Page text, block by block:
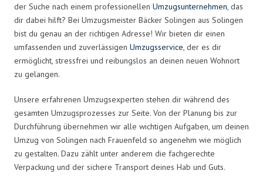
der Suche nach einem professionellen Umzugsunternehmen, das
dir dabei hilft? Bei Umzugsmeister Bäcker Solingen aus Solingen
bist du genau an der richtigen Adresse! Wir bieten dir einen
umfassenden und zuverlässigen Umzugsservice, der es dir
ermöglicht, stressfrei und reibungslos an deinen neuen Wohnort
zu gelangen.
Unsere erfahrenen Umzugsexperten stehen dir während des
gesamten Umzugsprozesses zur Seite. Von der Planung bis zur
Durchführung übernehmen wir alle wichtigen Aufgaben, um deinen
Umzug von Solingen nach Frauenfeld so angenehm wie möglich
zu gestalten. Dazu zählt unter anderem die fachgerechte
Verpackung und der sichere Transport deines Hab und Guts.